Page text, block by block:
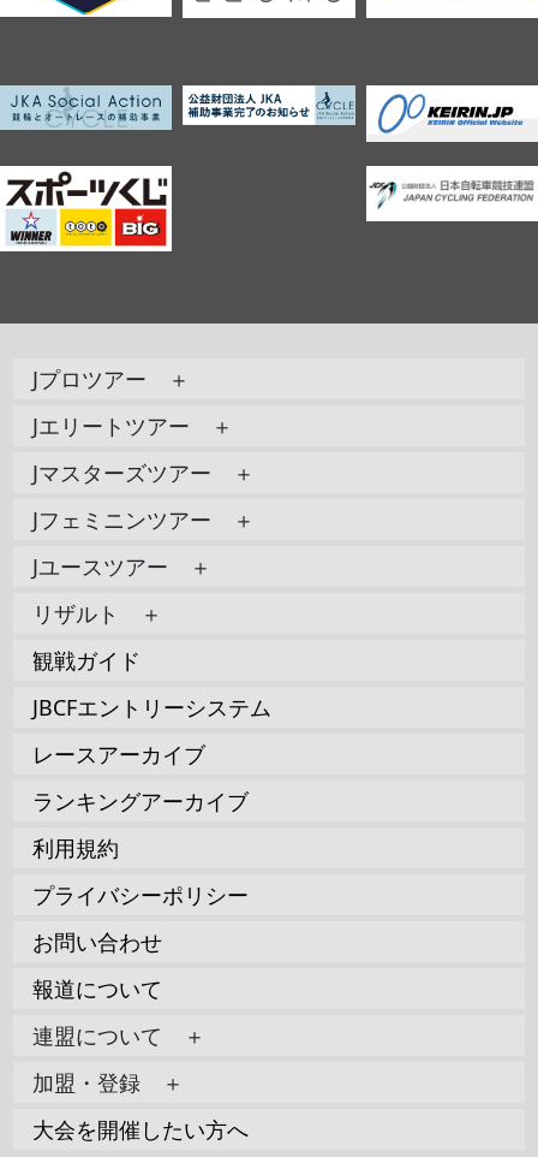
Jプロツアー ＋
Jエリートツアー ＋
Jマスターズツアー ＋
Jフェミニンツアー ＋
Jユースツアー ＋
リザルト ＋
観戦ガイド
JBCFエントリーシステム
レースアーカイブ
ランキングアーカイブ
利用規約
プライバシーポリシー
お問い合わせ
報道について
連盟について ＋
加盟・登録 ＋
大会を開催したい方へ